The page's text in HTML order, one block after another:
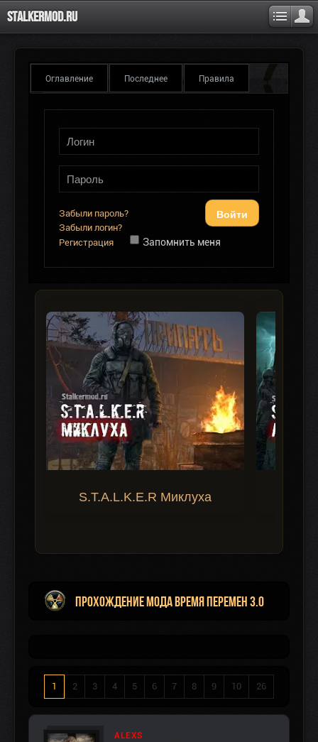
Stalkermod.ru
Оглавление Последнее Правила
Войти
Забыли пароль?
Забыли логин?
Регистрация
Запомнить меня
S.T.A.L.K.E.R Миклуха
Прохождение мода Время Перемен 3.0
1 2 3 4 5 6 7 8 9 10 26
ALEXS